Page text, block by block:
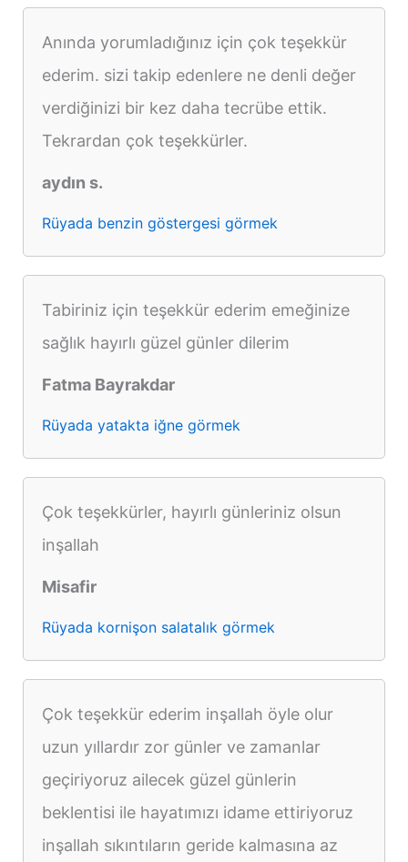
Anında yorumladığınız için çok teşekkür
ederim. sizi takip edenlere ne denli değer
verdiğinizi bir kez daha tecrübe ettik.
Tekrardan çok teşekkürler.
aydın s.
Rüyada benzin göstergesi görmek
Tabiriniz için teşekkür ederim emeğinize
sağlık hayırlı güzel günler dilerim
Fatma Bayrakdar
Rüyada yatakta iğne görmek
Çok teşekkürler, hayırlı günleriniz olsun
inşallah
Misafir
Rüyada kornişon salatalık görmek
Çok teşekkür ederim inşallah öyle olur
uzun yıllardır zor günler ve zamanlar
geçiriyoruz ailecek güzel günlerin
beklentisi ile hayatımızı idame ettiriyoruz
inşallah sıkıntıların geride kalmasına az